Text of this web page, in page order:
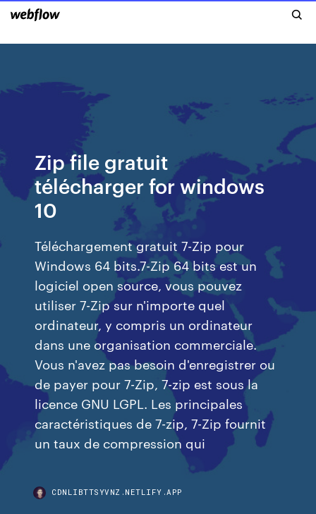
Zip file gratuit
télécharger for windows
10
Téléchargement gratuit 7-Zip pour
Windows 64 bits.7-Zip 64 bits est un
logiciel open source, vous pouvez
utiliser 7-Zip sur n'importe quel
ordinateur, y compris un ordinateur
dans une organisation commerciale.
Vous n'avez pas besoin d'enregistrer ou
de payer pour 7-Zip, 7-zip est sous la
licence GNU LGPL. Les principales
caractéristiques de 7-zip, 7-Zip fournit
un taux de compression qui
CDNLIBTTSYVNZ.NETLIFY.APP